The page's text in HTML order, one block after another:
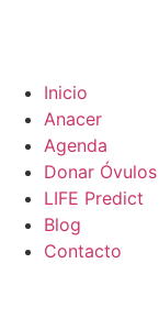
Inicio
Anacer
Agenda
Donar Óvulos
LIFE Predict
Blog
Contacto